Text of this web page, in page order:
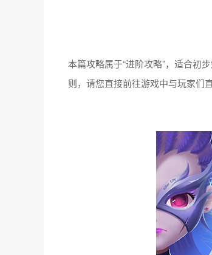
本篇攻略属于“进阶攻略”，适合初
则，请您直接前往游戏中与玩家们